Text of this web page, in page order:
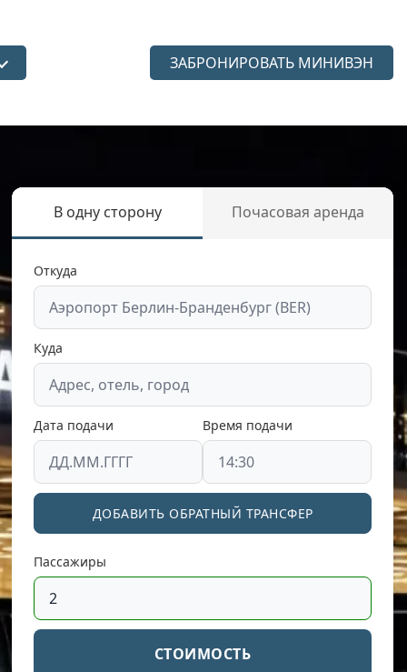
ЗАБРОНИРОВАТЬ МИНИВЭН
В одну сторону Почасовая аренда
Откуда
Куда
Дата подачи Время подачи
ДОБАВИТЬ ОБРАТНЫЙ ТРАНСФЕР
Пассажиры
СТОИМОСТЬ